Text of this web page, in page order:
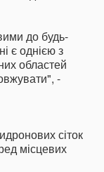
до будь-
є однією з
областей
-
сіток
місцевих